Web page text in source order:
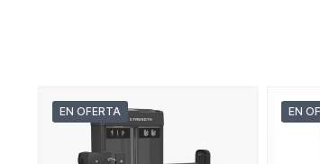
EN OFERTA EN